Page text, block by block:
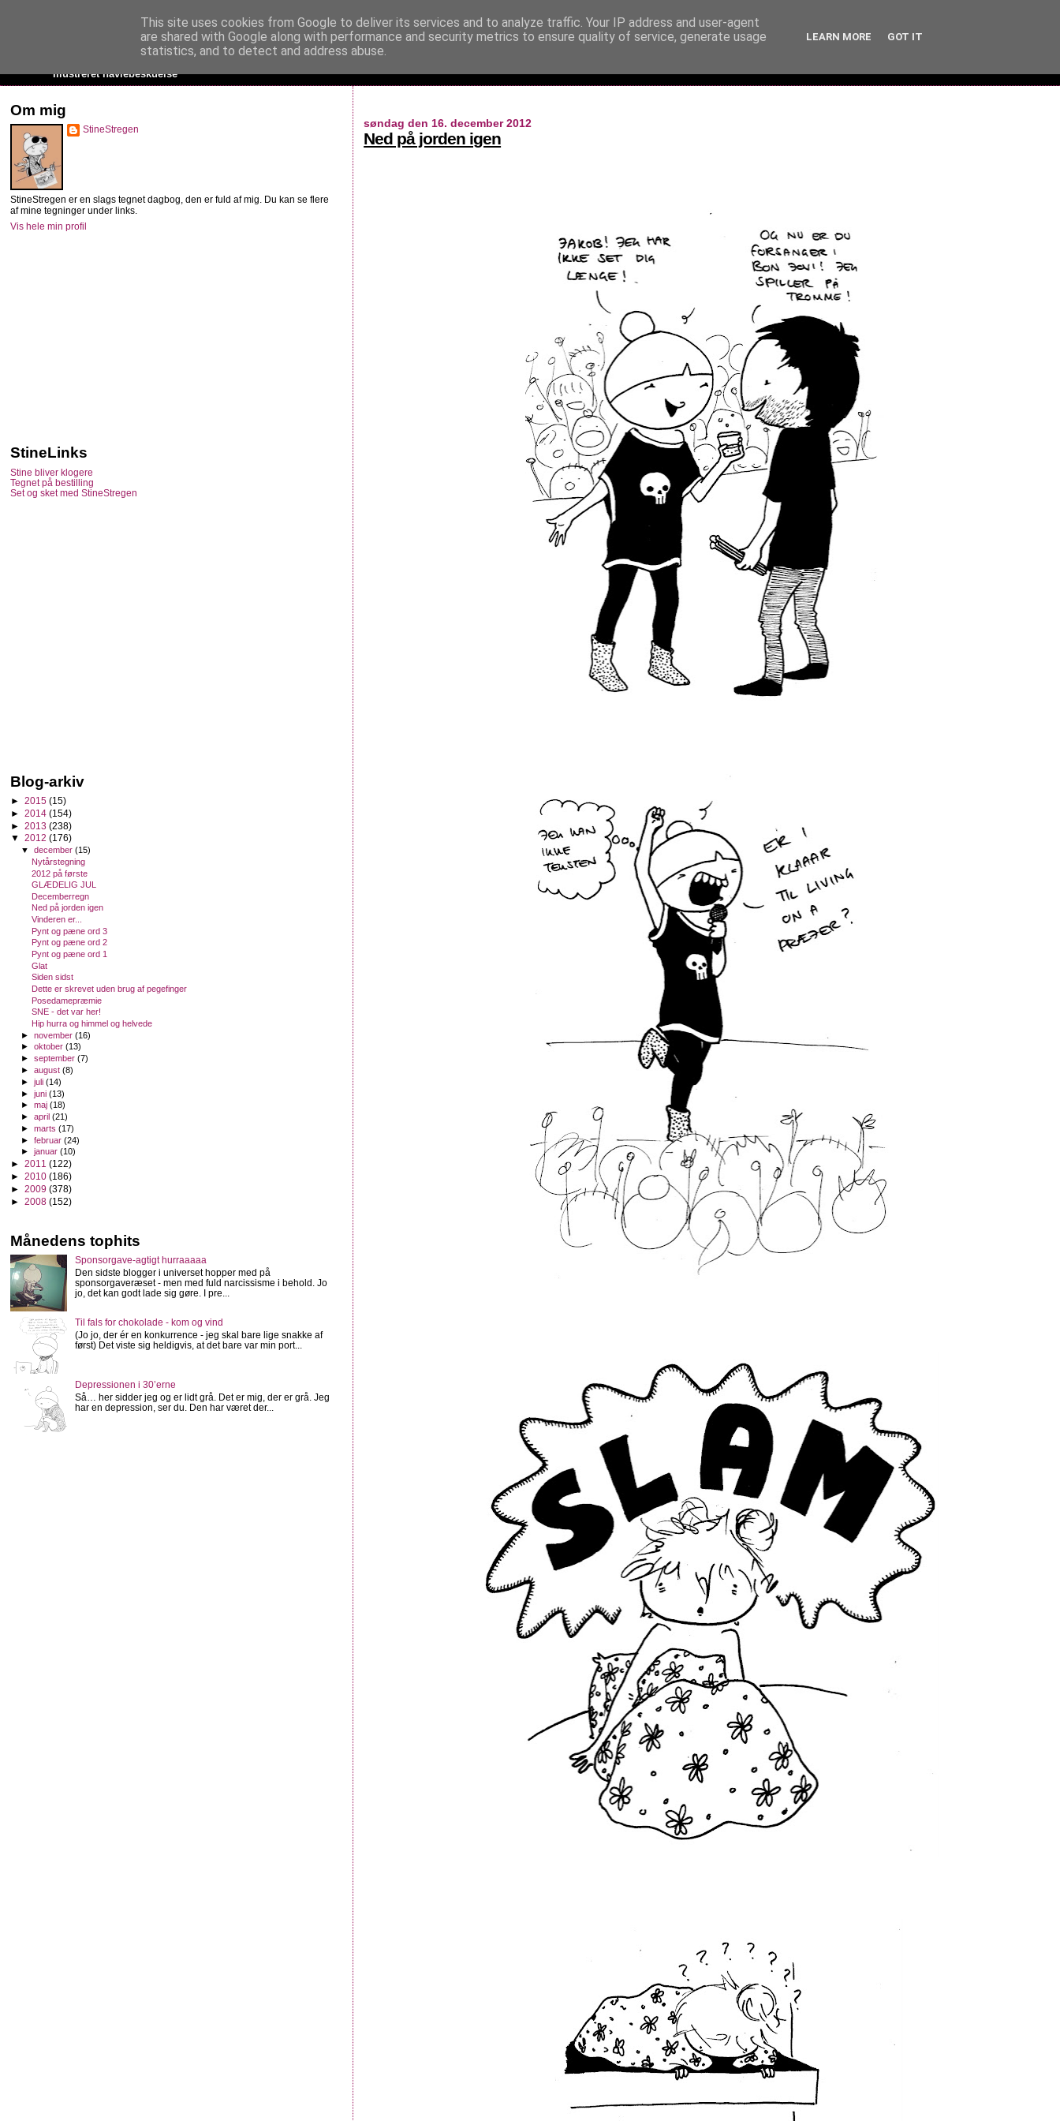
StineStregen
Illustreret navlebeskuelse
søndag den 16. december 2012
Ned på jorden igen
Om mig
StineStregen
StineStregen er en slags tegnet dagbog, den er fuld af mig. Du kan se flere
af mine tegninger under links.
Vis hele min profil
StineLinks
Stine bliver klogere
Tegnet på bestilling
Set og sket med StineStregen
Blog-arkiv
► 2015 (15)
► 2014 (154)
► 2013 (238)
▼ 2012 (176)
▼december(15)
Nytårstegning
2012 på første
GLÆDELIG JUL
Decemberregn
Ned på jorden igen
Vinderen er...
Pynt og pæne ord 3
Pynt og pæne ord 2
Pynt og pæne ord 1
Glat
Siden sidst
Dette er skrevet uden brug af pegefinger
Posedamepræmie
SNE - det var her!
Hip hurra og himmel og helvede
►november(16)
►oktober(13)
►september(7)
►august(8)
►juli(14)
►juni(13)
►maj(18)
►april(21)
►marts(17)
►februar(24)
►januar(10)
► 2011 (122)
► 2010 (186)
► 2009 (378)
► 2008 (152)
Månedens tophits
Sponsorgave-agtigt hurraaaaa
Den sidste blogger i universet hopper med på
sponsorgaveræset - men med fuld narcissisme i behold. Jo
jo, det kan godt lade sig gøre. I pre...
Til fals for chokolade - kom og vind
(Jo jo, der ér en konkurrence - jeg skal bare lige snakke af
først) Det viste sig heldigvis, at det bare var min port...
Depressionen i 30’erne
Så… her sidder jeg og er lidt grå. Det er mig, der er grå. Jeg
har en depression, ser du. Den har været der...
This site uses cookies from Google to deliver its services and to analyze traffic. Your IP address and user-agent
are shared with Google along with performance and security metrics to ensure quality of service, generate usage
statistics, and to detect and address abuse.
LEARN MORE GOT IT